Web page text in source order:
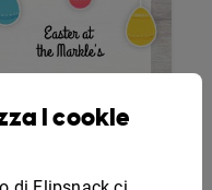
i cookie